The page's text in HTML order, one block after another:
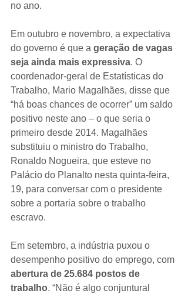
no ano.
Em outubro e novembro, a expectativa
do governo é que a geração de vagas
seja ainda mais expressiva. O
coordenador-geral de Estatísticas do
Trabalho, Mario Magalhães, disse que
“há boas chances de ocorrer” um saldo
positivo neste ano – o que seria o
primeiro desde 2014. Magalhães
substituiu o ministro do Trabalho,
Ronaldo Nogueira, que esteve no
Palácio do Planalto nesta quinta-feira,
19, para conversar com o presidente
sobre a portaria sobre o trabalho
escravo.
Em setembro, a indústria puxou o
desempenho positivo do emprego, com
abertura de 25.684 postos de
trabalho. “Não é algo conjuntural